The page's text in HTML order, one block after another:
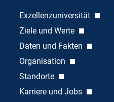
Exzellenzuniversität
Ziele und Werte
Daten und Fakten
Organisation
Standorte
Karriere und Jobs